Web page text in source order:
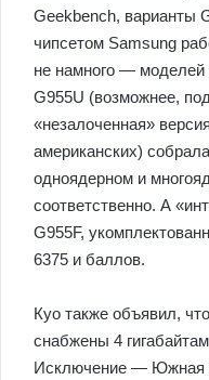
Geekbench, варианты
чипсетом Samsung
не намного — моделей
G955U (возможнее,
«незалоченная»
американских)
одноядерном и
соответственно. А
G955F,
6375 и баллов.
Куо также объявил,
снабжены 4
Исключение — Южная